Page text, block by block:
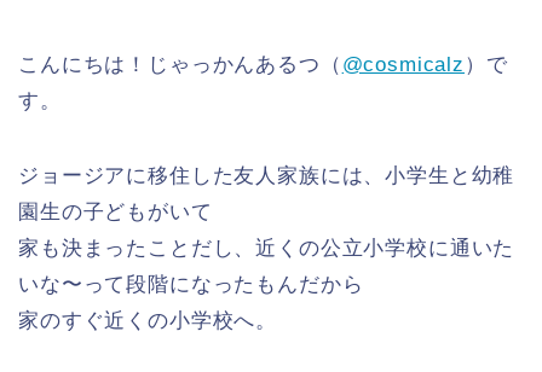
こんにちは！じゃっかんあるつ（ @cosmicalz ）で
す。
ジョージアに移住した友人家族には、小学生と幼稚
園生の子どもがいて
家も決まったことだし、近くの公立小学校に通いた
いな〜って段階になったもんだから
家のすぐ近くの小学校へ。